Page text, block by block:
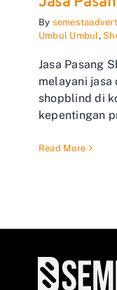
By
Umbul Umbul,
Jasa Pasang
melayani jasa
shopblind di
kepentingan
Read More